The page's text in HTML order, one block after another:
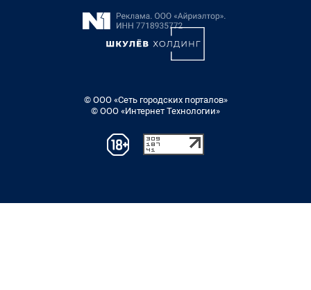
© ООО «Сеть городских порталов»
© ООО «Интернет Технологии»